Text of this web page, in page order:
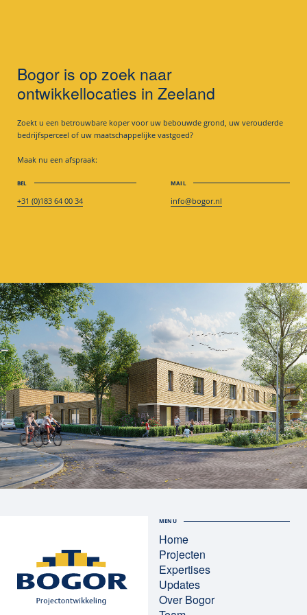
Bogor is op zoek naar
ontwikkellocaties in Zeeland
Zoekt u een betrouwbare koper voor uw bebouwde grond, uw verouderde
bedrijfsperceel of uw maatschappelijke vastgoed?
Maak nu een afspraak:
BEL
+31 (0)183 64 00 34
MAIL
info@bogor.nl
MENU
Home
Projecten
Expertises
Updates
Over Bogor